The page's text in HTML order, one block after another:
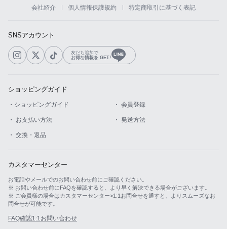
ショッピングガイド
会社紹介 個人情報保護規約 特定商取引に基づく表記
SNSアカウント
友だち追加で
お得な情報を GET!
ショッピングガイド
・ショッピングガイド ・ 会員登録
・ お支払い方法 ・ 発送方法
・ 交換・返品
カスタマーセンター
お電話やメールでのお問い合わせ前にご確認ください。
※ お問い合わせ前にFAQを確認すると、より早く解決できる場合がございます。
※ ご会員様の場合はカスタマーセンター>1:1お問合せを通すと、よりスムーズなお
問合せが可能です。
FAQ確認1:1お問い合わせ